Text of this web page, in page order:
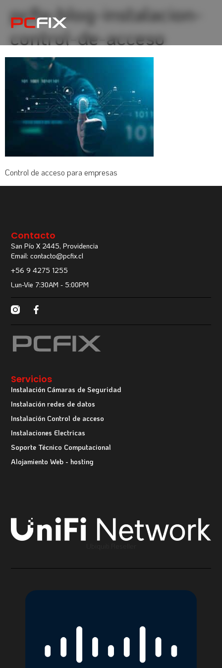
pcfix-blog-instalacion-
control-de-acceso
Control de acceso para empresas
Servicios
Instalación Cámaras de Seguridad
Instalación redes de datos
Instalación Control de acceso
Instalaciones Electricas
Soporte Técnico Computacional
Alojamiento Web - hosting
Contacto
San Pío X 2445, Providencia
Email: contacto@pcfix.cl
+56 9 4275 1255
Lun-Vie 7:30AM - 5:00PM